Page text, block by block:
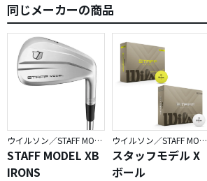
同じメーカーの商品
ウイルソン／STAFF MODEL
STAFF MODEL XB
IRONS
ウイルソン／STAFF MODEL
スタッフモデル X
ボール